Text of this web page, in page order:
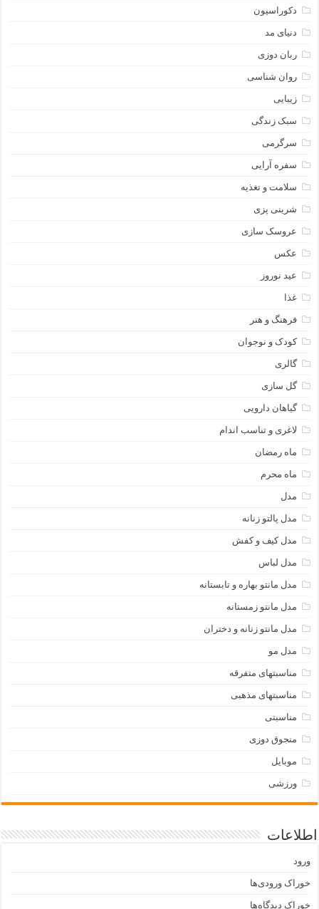
دکوراسیون
دنیای مد
ربان دوزی
روان شناسی
زیبایی
سبک زندگی
سرگرمی
سفره آرایی
سلامت و تغذیه
شرینی پزی
عروسک سازی
عکس
عید نوروز
غذا
فرهنگ و هنر
کودک و نوجوان
گالری
گل سازی
گیاهان دارویی
لاغری و تناسب اندام
ماه رمضان
ماه محرم
مدل
مدل پالتو زنانه
مدل کیف و کفش
مدل لباس
مدل مانتو بهاره و تابستانه
مدل مانتو زمستانه
مدل مانتو زنانه و دختران
مدل مو
مناسبتهای متفرقه
مناسبتهای مذهبی
مناسبتی
منجوق دوزی
موبایل
ورزشی
اطلاعات
ورود
خوراک ورودی‌ها
خوراک دیدگاه‌ها